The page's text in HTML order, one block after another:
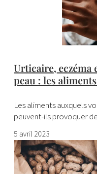
Urticaire, eczéma
peau : les
Les aliments auxquels
peuvent-ils provoquer
5 avril 2023